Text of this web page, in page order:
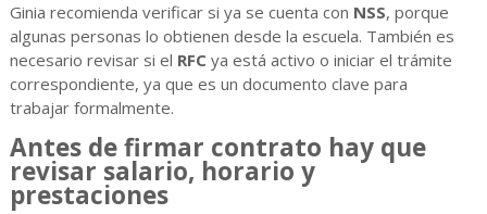
Ginia recomienda verificar si ya se cuenta con NSS, porque
algunas personas lo obtienen desde la escuela. También es
necesario revisar si el RFC ya está activo o iniciar el trámite
correspondiente, ya que es un documento clave para
trabajar formalmente.
Antes de firmar contrato hay que
revisar salario, horario y
prestaciones